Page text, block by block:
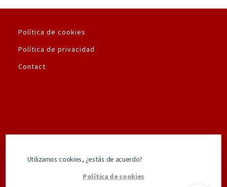
Política de cookies
Política de privacidad
Contact
Utilizamos cookies, ¿estás de acuerdo?
Política de cookies